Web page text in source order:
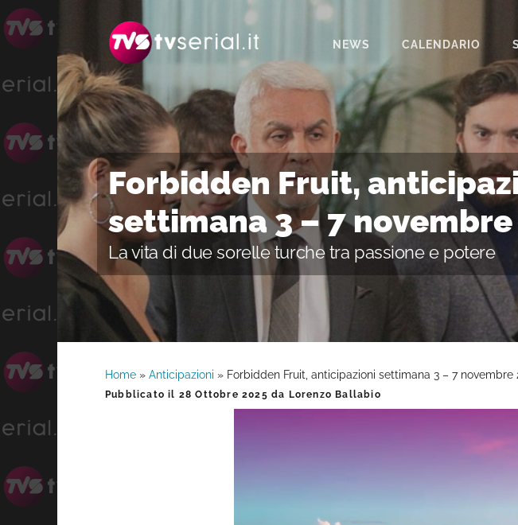
navigazione
primaria
contenuto
principale
barra
laterale
primaria
NEWS CALENDARIO
Forbidden Fruit,
settimana 3 – 7 novembre
La vita di due sorelle turche tra passione e potere
Home » Anticipazioni » Forbidden Fruit, anticipazioni settimana 3 – 7 novembre
Pubblicato il 28 Ottobre 2025 da Lorenzo Ballabio
Barra